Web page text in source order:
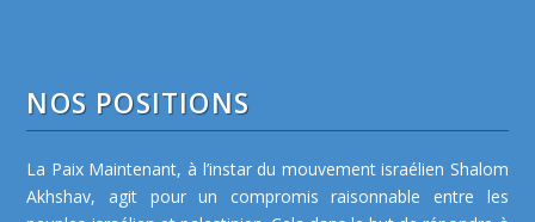
NOS POSITIONS
La Paix Maintenant, à l’instar du mouvement israélien Shalom
Akhshav, agit pour un compromis raisonnable entre les